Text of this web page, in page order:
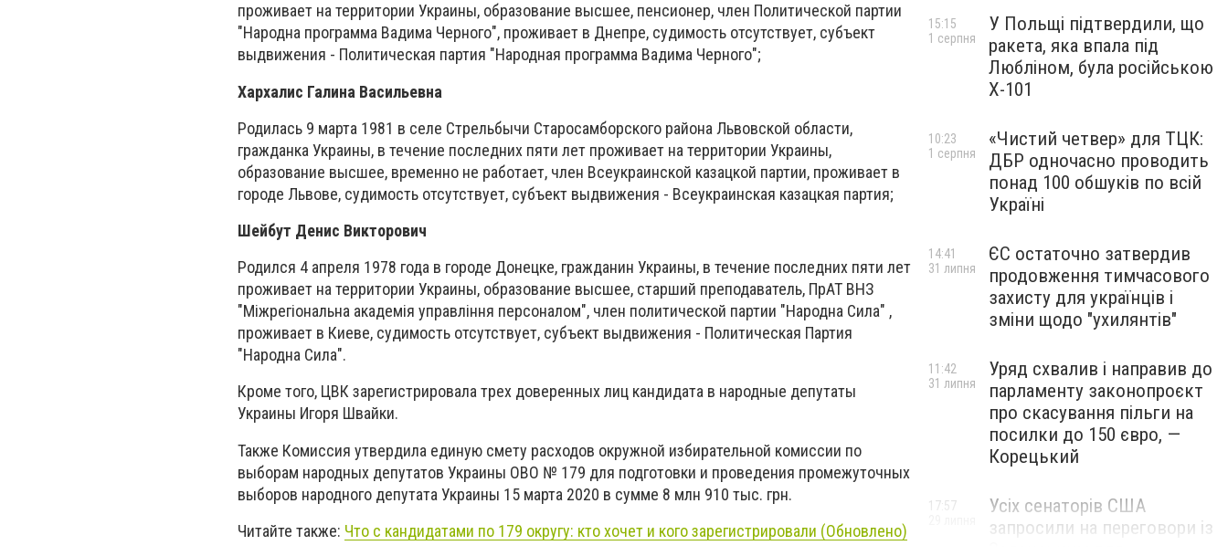
проживает на территории Украины, образование высшее, пенсионер, член Политической партии
"Народна программа Вадима Черного", проживает в Днепре, судимость отсутствует, субъект
выдвижения - Политическая партия "Народная программа Вадима Черного";
Хархалис Галина Васильевна
Родилась 9 марта 1981 в селе Стрельбычи Старосамборского района Львовской области,
гражданка Украины, в течение последних пяти лет проживает на территории Украины,
образование высшее, временно не работает, член Всеукраинской казацкой партии, проживает в
городе Львове, судимость отсутствует, субъект выдвижения - Всеукраинская казацкая партия;
Шейбут Денис Викторович
Родился 4 апреля 1978 года в городе Донецке, гражданин Украины, в течение последних пяти лет
проживает на территории Украины, образование высшее, старший преподаватель, ПрАТ ВНЗ
"Міжрегіональна академія управління персоналом", член политической партии "Народна Сила" ,
проживает в Киеве, судимость отсутствует, субъект выдвижения - Политическая Партия
"Народна Сила".
Кроме того, ЦВКзарегистрировалатрех доверенных лиц кандидата в народные депутаты
Украины Игоря Швайки.
Также Комиссия утвердила единую смету расходов окружной избирательной комиссии по
выборам народных депутатов Украины ОВО № 179 для подготовки и проведения промежуточных
выборов народного депутата Украины 15 марта 2020 в сумме 8 млн 910 тыс. грн.
Читайте также: Что с кандидатами по 179 округу: кто хочет и кого зарегистрировали (Обновлено)
У Польщі підтвердили, що
ракета, яка впала під
Любліном, була російською
Х-101
15:15
1 серпня
«Чистий четвер» для ТЦК:
ДБР одночасно проводить
понад 100 обшуків по всій
Україні
10:23
1 серпня
ЄС остаточно затвердив
продовження тимчасового
захисту для українців і
зміни щодо "ухилянтів"
14:41
31 липня
Уряд схвалив і направив до
парламенту законопроєкт
про скасування пільги на
посилки до 150 євро, —
Корецький
11:42
31 липня
Усіх сенаторів США
запросили на переговори із
17:57